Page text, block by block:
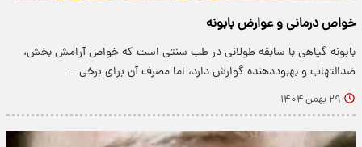
خواص درمانی و عوارض بابونه
بابونه گیاهی با سابقه طولانی در طب سنتی است که خواص آرامش بخش،
ضدالتهاب و بهبوددهنده گوارش دارد، اما مصرف آن برای برخی…
۲۹ بهمن ۱۴۰۴